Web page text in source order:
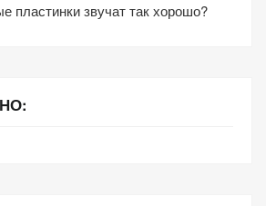
пластинки звучат так хорошо?